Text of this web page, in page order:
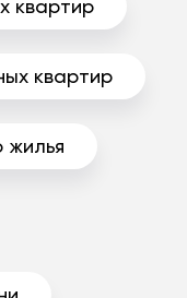
квартир
квартир
жилья